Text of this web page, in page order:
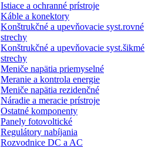
Istiace a ochranné prístroje
Káble a konektory
Konštrukčné a upevňovacie syst.rovné
strechy
Konštrukčné a upevňovacie syst.šikmé
strechy
Meniče napätia priemyselné
Meranie a kontrola energie
Meniče napätia rezidenčné
Náradie a meracie prístroje
Ostatné komponenty
Panely fotovoltické
Regulátory nabíjania
Rozvodnice DC a AC